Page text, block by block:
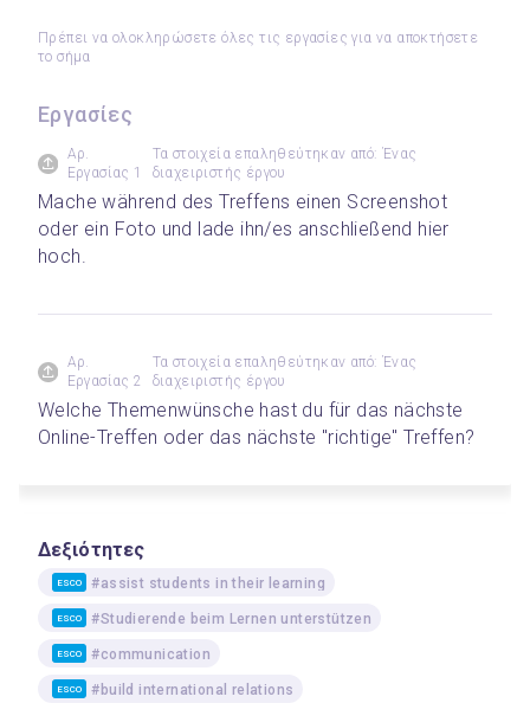
Πρέπει να ολοκληρώσετε όλες τις εργασίες για να αποκτήσετε
το σήμα
Εργασίες
Αρ.
Εργασίας 1
Τα στοιχεία επαληθεύτηκαν από: Ένας
διαχειριστής έργου
Mache während des Treffens einen Screenshot
oder ein Foto und lade ihn/es anschließend hier
hoch.
Αρ.
Εργασίας 2
Τα στοιχεία επαληθεύτηκαν από: Ένας
διαχειριστής έργου
Welche Themenwünsche hast du für das nächste
Online-Treffen oder das nächste "richtige" Treffen?
Δεξιότητες
ESCO #assist students in their learning
ESCO #Studierende beim Lernen unterstützen
ESCO #communication
ESCO #build international relations